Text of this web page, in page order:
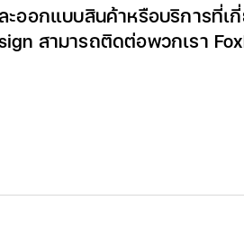
ออกแบบสินค้าหรือบริการที่เ
สามารถติดต่อพวกเรา